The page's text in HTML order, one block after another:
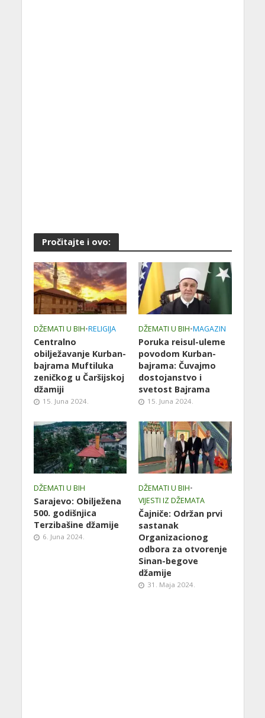
Pročitajte i ovo:
DŽEMATI U BIH•RELIGIJA
Centralno
obilježavanje Kurban-
bajrama Muftiluka
zeničkog u Čaršijskoj
džamiji
15. Juna 2024.
DŽEMATI U BIH•MAGAZIN
Poruka reisul-uleme
povodom Kurban-
bajrama: Čuvajmo
dostojanstvo i
svetost Bajrama
15. Juna 2024.
DŽEMATI U BIH
Sarajevo: Obilježena
500. godišnjica
Terzibašine džamije
6. Juna 2024.
DŽEMATI U BIH•
VIJESTI IZ DŽEMATA
Čajniče: Održan prvi
sastanak
Organizacionog
odbora za otvorenje
Sinan-begove
džamije
31. Maja 2024.